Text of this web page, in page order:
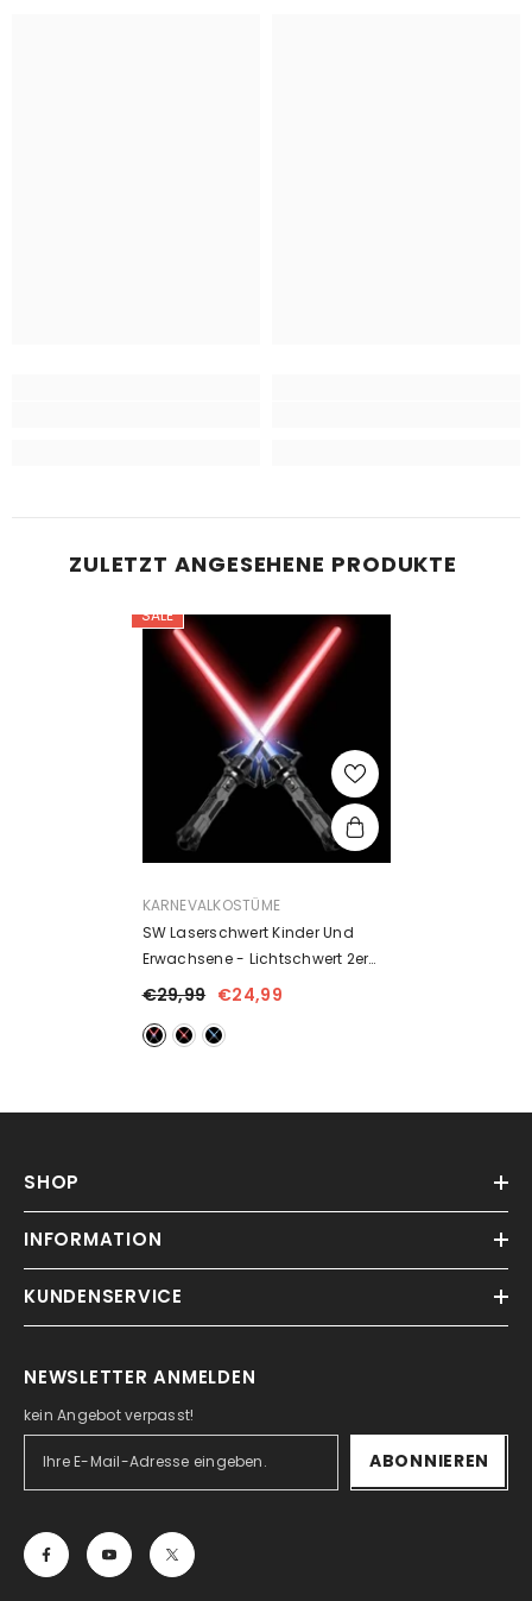
ZULETZT ANGESEHENE PRODUKTE
SALE
ANBIETER:
KARNEVALKOSTÜME
SW Laserschwert Kinder Und
Erwachsene - Lichtschwert 2er
Set- Farbig
€29,99 €24,99
SHOP
INFORMATION
KUNDENSERVICE
NEWSLETTER ANMELDEN
kein Angebot verpasst!
ABONNIEREN